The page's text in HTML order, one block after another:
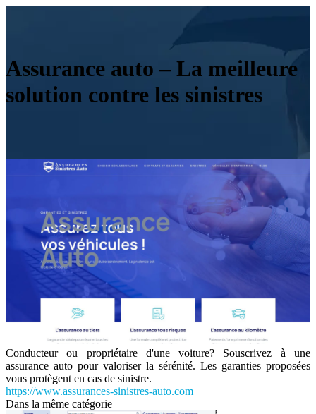
Assurance auto – La meilleure
solution contre les sinistres
Conducteur ou propriétaire d'une voiture? Souscrivez à une
assurance auto pour valoriser la sérénité. Les garanties proposées
vous protègent en cas de sinistre.
https://www.assurances-sinistres-auto.com
Dans la même catégorie